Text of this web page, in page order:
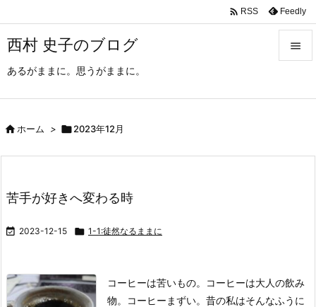
西村 史子のブログ
あるがままに。思うがままに。

 RSS Feedly
ホーム > 2023年12月
苦手が好きへ変わる時
 2023-12-15  1-1:徒然なるままに
コーヒーは苦いもの。
コーヒーは大人の飲み
物。
コーヒーまずい。 昔の私はそんなふうに